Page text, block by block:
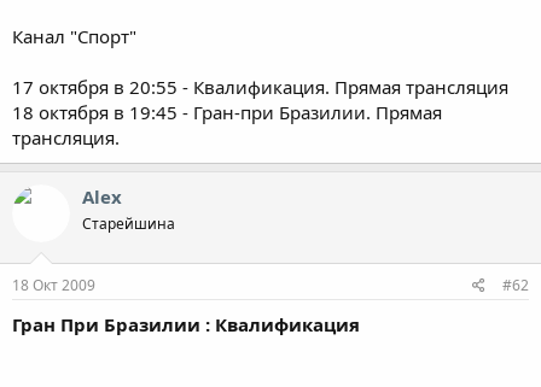
Канал "Спорт"
17 октября в 20:55 - Квалификация. Прямая трансляция
18 октября в 19:45 - Гран-при Бразилии. Прямая
трансляция.
Alex
Старейшина
18 Окт 2009 #62
Гран При Бразилии : Квалификация